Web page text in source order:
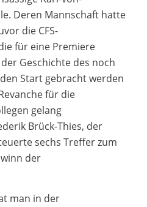
Deren Mannschaft hatte
die CFS-
für eine Premiere
Geschichte des noch
Start gebracht werden
für die
gelang
Brück-Thies, der
sechs Treffer zum
der
man in der